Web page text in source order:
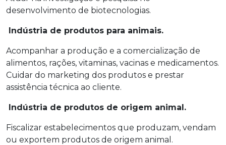
desenvolvimento de biotecnologias.
Indústria de produtos para animais.
Acompanhar a produção e a comercialização de
alimentos, rações, vitaminas, vacinas e medicamentos.
Cuidar do marketing dos produtos e prestar
assistência técnica ao cliente.
Indústria de produtos de origem animal.
Fiscalizar estabelecimentos que produzam, vendam
ou exportem produtos de origem animal.